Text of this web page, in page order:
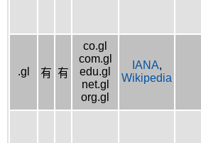
.gl 有 有
co.gl
com.gl
edu.gl
net.gl
org.gl
IANA,
Wikipedia